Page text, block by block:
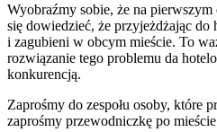
Wyobraźmy sobie, że na pierwszym
się dowiedzieć, że przyjeżdżając do
i zagubieni w obcym mieście. To
rozwiązanie tego problemu da
konkurencją.
Zaprośmy do zespołu osoby, które
zaprośmy przewodniczkę po